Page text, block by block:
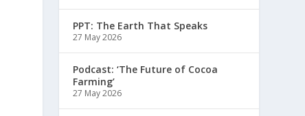
PPT: The Earth That Speaks
27 May 2026
Podcast: ‘The Future of Cocoa
Farming’
27 May 2026